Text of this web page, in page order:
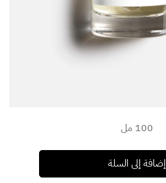
100 مل
إضافة إلى السلة